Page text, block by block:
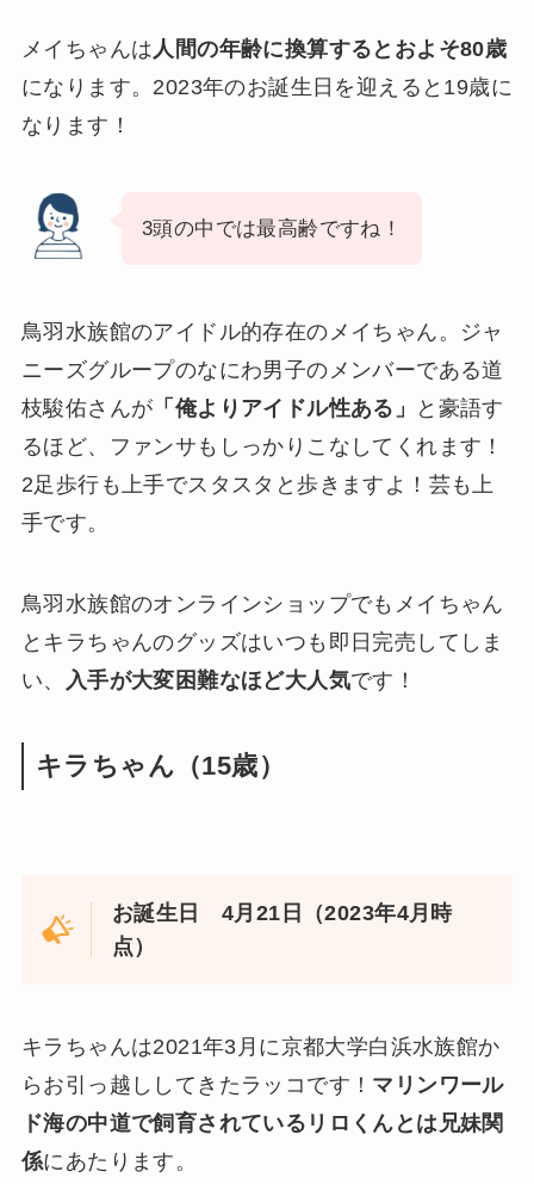
メイちゃんは人間の年齢に換算するとおよそ80歳
になります。2023年のお誕生日を迎えると19歳に
なります！
3頭の中では最高齢ですね！
鳥羽水族館のアイドル的存在のメイちゃん。ジャ
ニーズグループのなにわ男子のメンバーである道
枝駿佑さんが 「俺よりアイドル性ある」
と豪語す
るほど、ファンサもしっかりこなしてくれます！
2足歩行も上手でスタスタと歩きますよ！芸も上
手です。
鳥羽水族館のオンラインショップでもメイちゃん
とキラちゃんのグッズはいつも即日完売してしま
い、
入手が大変困難なほど大人気です！
キラちゃん（15歳）
お誕生日 4月21日（2023年4月時
点）
キラちゃんは2021年3月に京都大学白浜水族館か
らお引っ越ししてきたラッコです！ マリンワール
ド海の中道で飼育されているリロくんとは兄妹関
係にあたります。